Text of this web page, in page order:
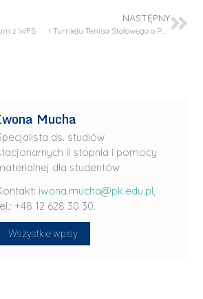
z WFS
NASTĘPNY
I Turnieju Tenisa Stołowego o Puchar Dziekana Wydziału Mechanicznego dla pracowników PK
Mucha
ds. studiów
II stopnia i pomocy
dla studentów
iwona.mucha@pk.edu.pl,
+48 12 628 30 30.
Wszystkie wpisy